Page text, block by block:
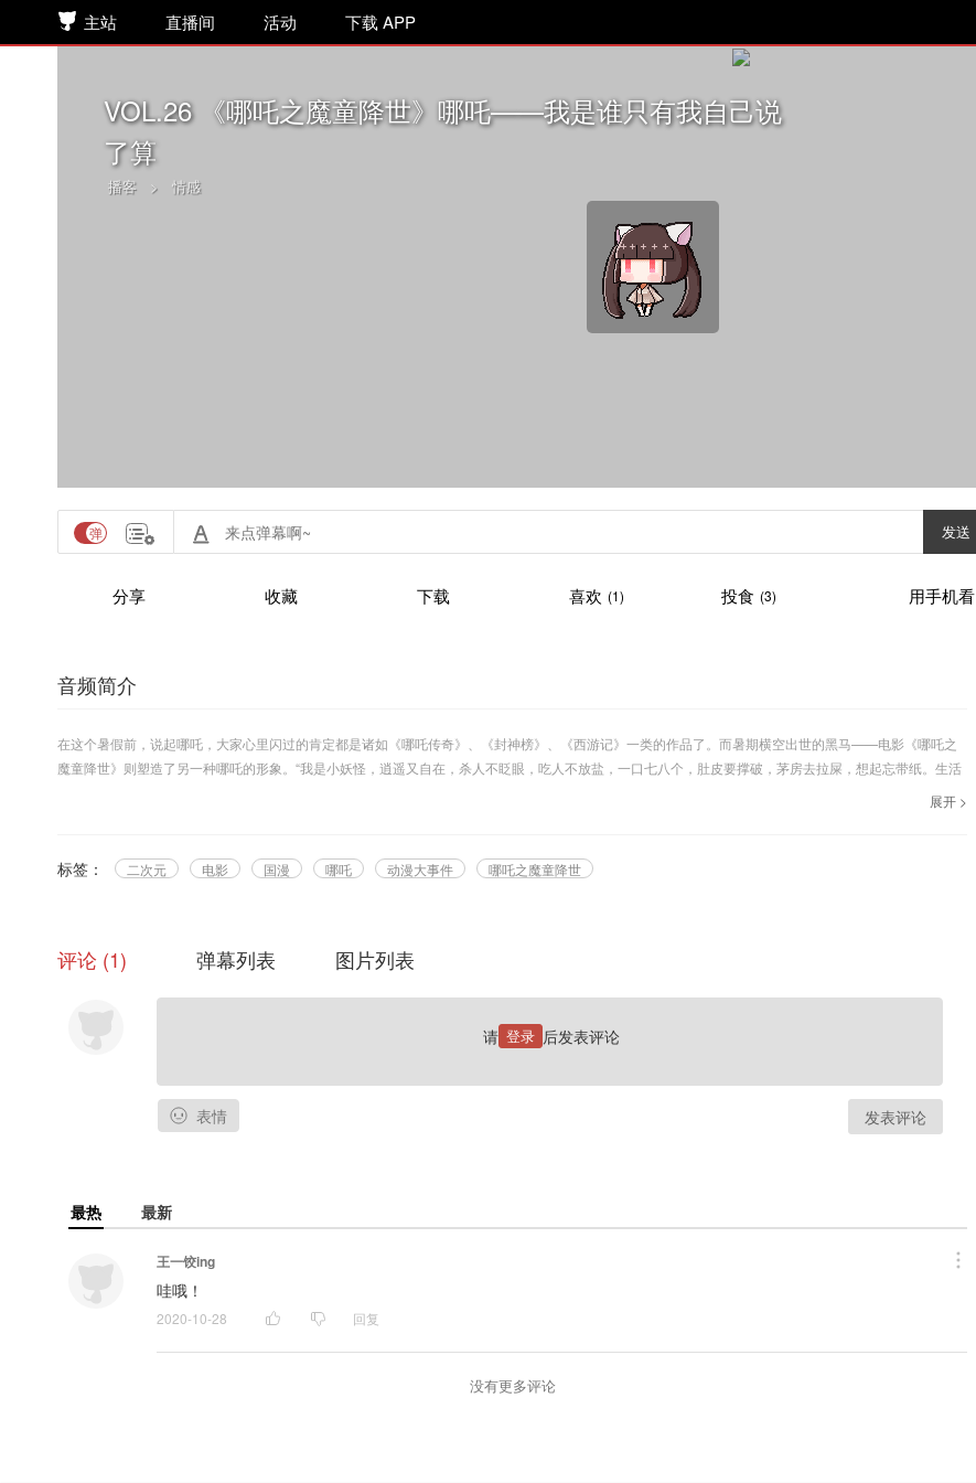
主站 直播间 活动 下载 APP
VOL.26 《哪吒之魔童降世》哪吒——我是谁只有我自己说
了算
播客 > 情感
发送
分享 收藏 下载 喜欢 (1) 投食 (3) 用手机看
音频简介
在这个暑假前，说起哪吒，大家心里闪过的肯定都是诸如《哪吒传奇》、《封神榜》、《西游记》一类的作品了。而暑期横空出世的黑马——电影《哪吒之
魔童降世》则塑造了另一种哪吒的形象。“我是小妖怪，逍遥又自在，杀人不眨眼，吃人不放盐，一口七八个，肚皮要撑破，茅房去拉屎，想起忘带纸。生活
你全是泪，没死就得活受罪，越是折腾越倒霉，越有追求越悲催，垂死挣扎你累不累，不如瘫在床上睡。来来回回千百遍，小爷也是很疲倦。”说出这样一番
肥皂菌 - 《万神纪》
展开 >
标签： 二次元 电影 国漫 哪吒 动漫大事件 哪吒之魔童降世
评论 1 弹幕列表 图片列表
请 登录 后发表评论
表情 发表评论
最热 最新
王一饺ing
哇哦！
2020-10-28 回复
没有更多评论